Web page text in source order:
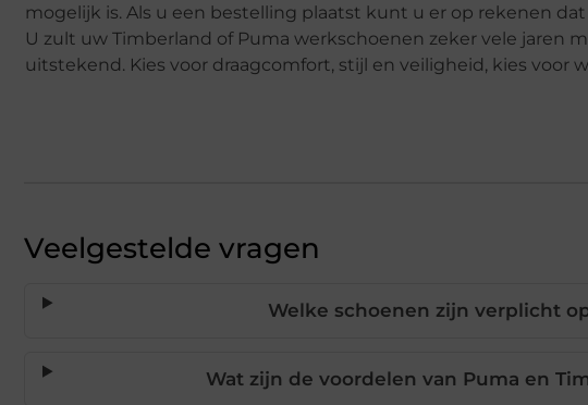
mogelijk is. Als u een bestelling plaatst kunt u er op rekenen
U zult uw Timberland of Puma werkschoenen zeker vele jaren
uitstekend. Kies voor draagcomfort, stijl en veiligheid, kies voor
Veelgestelde vragen
Welke schoenen zijn verplicht
Wat zijn de voordelen van Puma en